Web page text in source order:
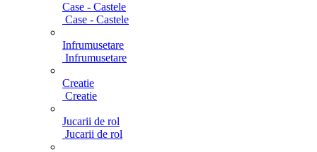
Case - Castele
Case - Castele
Infrumusetare
Infrumusetare
Creatie
Creatie
Jucarii de rol
Jucarii de rol